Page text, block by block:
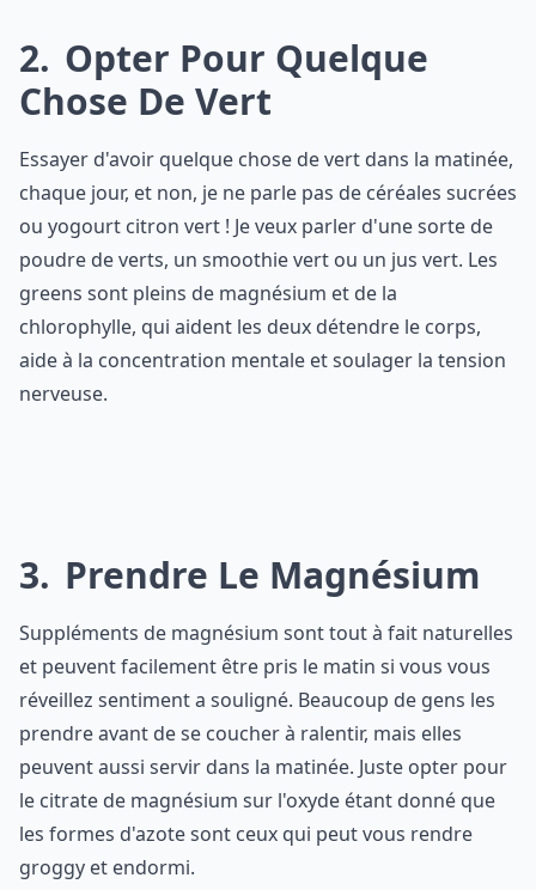
2 Opter Pour Quelque
Chose De Vert
Essayer d'avoir quelque chose de vert dans la matinée,
chaque jour, et non, je ne parle pas de céréales sucrées
ou yogourt citron vert ! Je veux parler d'une sorte de
poudre de verts, un smoothie vert ou un jus vert. Les
greens sont pleins de magnésium et de la
chlorophylle, qui aident les deux détendre le corps,
aide à la concentration mentale et soulager la tension
nerveuse.
3 Prendre Le Magnésium
Suppléments de magnésium sont tout à fait naturelles
et peuvent facilement être pris le matin si vous vous
réveillez sentiment a souligné. Beaucoup de gens les
prendre avant de se coucher à ralentir, mais elles
peuvent aussi servir dans la matinée. Juste opter pour
le citrate de magnésium sur l'oxyde étant donné que
les formes d'azote sont ceux qui peut vous rendre
groggy et endormi.